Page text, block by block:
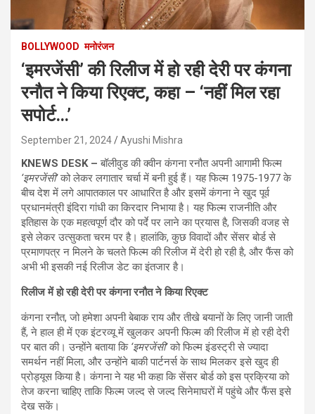
BOLLYWOOD मनोरंजन
‘इमरजेंसी’ की रिलीज में हो रही देरी पर कंगना
रनौत ने किया रिएक्ट, कहा – ‘नहीं मिल रहा
सपोर्ट…’
September 21, 2024 Ayushi Mishra
KNEWS DESK –बॉलीवुड की क्वीन कंगना रनौत अपनी आगामी फिल्म
‘इमरजेंसी’को लेकर लगातार चर्चा में बनी हुई हैं। यह फिल्म 1975-1977 के
बीच देश में लगे आपातकाल पर आधारित है और इसमें कंगना ने खुद पूर्व
प्रधानमंत्री इंदिरा गांधी का किरदार निभाया है। यह फिल्म राजनीति और
इतिहास के एक महत्वपूर्ण दौर को पर्दे पर लाने का प्रयास है, जिसकी वजह से
इसे लेकर उत्सुकता चरम पर है। हालांकि, कुछ विवादों और सेंसर बोर्ड से
प्रमाणपत्र न मिलने के चलते फिल्म की रिलीज में देरी हो रही है, और फैंस को
अभी भी इसकी नई रिलीज डेट का इंतजार है।
रिलीज में हो रही देरी पर कंगना रनौत ने किया रिएक्ट
कंगना रनौत, जो हमेशा अपनी बेबाक राय और तीखे बयानों के लिए जानी जाती
हैं, ने हाल ही में एक इंटरव्यू में खुलकर अपनी फिल्म की रिलीज में हो रही देरी
पर बात की। उन्होंने बताया कि ‘इमरजेंसी’को फिल्म इंडस्ट्री से ज्यादा
समर्थन नहीं मिला, और उन्होंने बाकी पार्टनर्स के साथ मिलकर इसे खुद ही
प्रोड्यूस किया है। कंगना ने यह भी कहा कि सेंसर बोर्ड को इस प्रक्रिया को
तेज करना चाहिए ताकि फिल्म जल्द से जल्द सिनेमाघरों में पहुंचे और फैंस इसे
देख सकें।